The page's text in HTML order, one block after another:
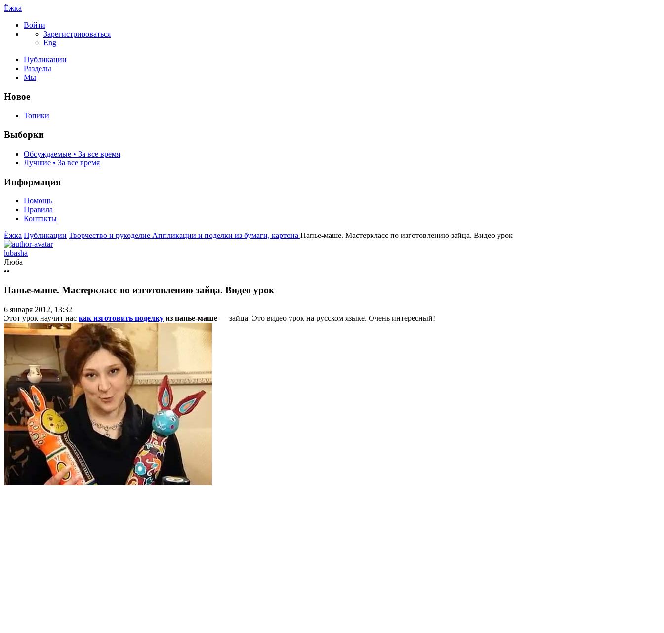
Ёжка
Войти
Зарегистрироваться
Eng
Публикации
Разделы
Мы
Новое
Топики
Выборки
Обсуждаемые • За все время
Лучшие • За все время
Информация
Помощь
Правила
Контакты
Ёжка Публикации Творчество и рукоделие Аппликации и поделки из бумаги, картона Папье-маше. Мастеркласс по изготовлению зайца. Видео урок
lubasha
Люба
••
Папье-маше. Мастеркласс по изготовлению зайца. Видео урок
6 января 2012, 13:32
Этот урок научит нас как изготовить поделку из папье-маше — зайца. Это видео урок на русском языке. Очень интересный!